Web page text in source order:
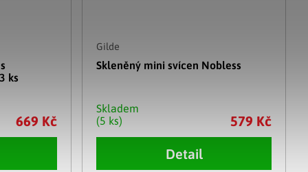
ks
669 Kč
Gilde
Skleněný mini svícen Nobless
Skladem
(5 ks)
579 Kč
Detail